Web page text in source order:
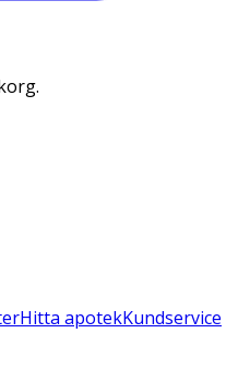
Hitta apotekKundservice